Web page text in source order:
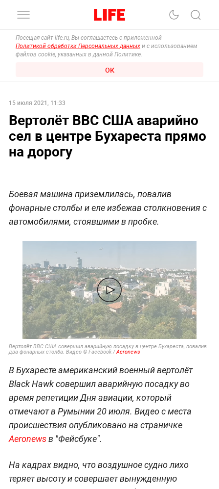
Посещая сайт life.ru, Вы соглашаетесь с приложенной
Политикой обработки Персональных данных и с использованием
файлов cookie, указанных в данной Политике.
ОК
15 июля 2021, 11:33
Вертолёт ВВС США аварийно
сел в центре Бухареста прямо
на дорогу
Боевая машина приземлилась, повалив
фонарные столбы и еле избежав столкновения с
автомобилями, стоявшими в пробке.
Вертолёт ВВС США совершил аварийную посадку в центре Бухареста, повалив
два фонарных столба. Видео © Facebook /Aeronews
В Бухаресте американский военный вертолёт
Black Hawk совершил аварийную посадку во
время репетиции Дня авиации, который
отмечают в Румынии 20 июля. Видео с места
происшествия опубликовано на страничке
Aeronewsв "Фейсбуке".
На кадрах видно, что воздушное судно лихо
теряет высоту и совершает вынужденную